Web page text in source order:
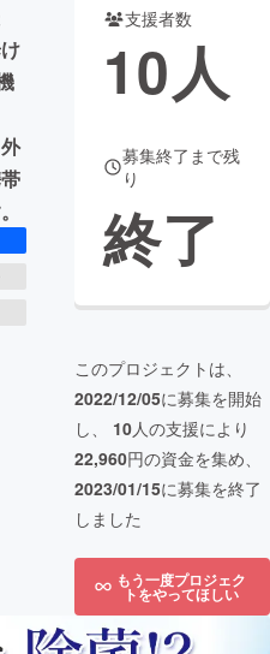
CAMPFIRE Creation
machi-ya コミュニティ
支援者数
10人
募集終了まで残
り
終了
このプロジェクトは、
2022/12/05に募集を開始
し、 10人の支援により
22,960円の資金を集め、
2023/01/15に募集を終了
しました
もう一度プロジェク
トをやってほしい